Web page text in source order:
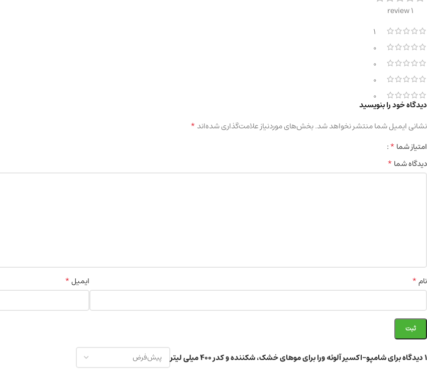
1 review
1
0
0
0
0
1 دیدگاه برای شامپو-اکسیر آلوئه ورا برای موهای خشک، شکننده و کدر 400 میلی لیتر
دیدگاه خود را بنویسید
نشانی ایمیل شما منتشر نخواهد شد.بخش‌های موردنیاز علامت‌گذاری شده‌اند*
امتیاز شما*
دیدگاه شما*
نام* ایمیل*